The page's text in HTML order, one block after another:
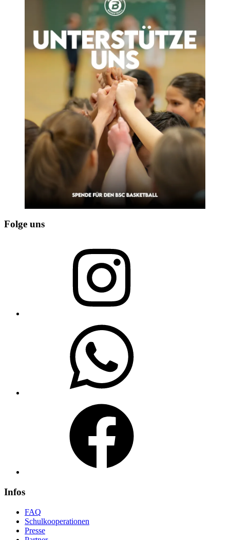
Folge uns
Infos
FAQ
Schulkooperationen
Presse